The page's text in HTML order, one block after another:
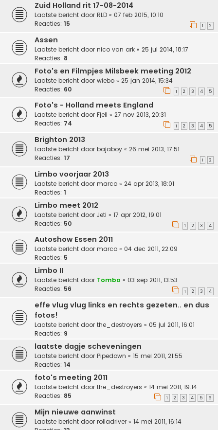
Zuid Holland rit 17-08-2014
Laatste bericht door RLD « 07 feb 2015, 10:10
Reacties: 15 1 2
Assen
Laatste bericht door nico van ark « 25 jul 2014, 18:17
Reacties: 8
Foto's en Filmpjes Milsbeek meeting 2012
Laatste bericht door wiebo « 25 jan 2014, 15:34
Reacties: 60 1 2 3 4 5
Foto's - Holland meets England
Laatste bericht door Fjell « 27 nov 2013, 20:31
Reacties: 74 1 2 3 4 5
Brighton 2013
Laatste bericht door bajaboy « 26 mei 2013, 17:51
Reacties: 17 1 2
Limbo voorjaar 2013
Laatste bericht door marco « 24 apr 2013, 18:01
Reacties: 1
Limbo meet 2012
Laatste bericht door Jeti « 17 apr 2012, 19:01
Reacties: 50 1 2 3 4
Autoshow Essen 2011
Laatste bericht door marco « 04 dec 2011, 22:09
Reacties: 5
Limbo II
Laatste bericht door Tombo « 03 sep 2011, 13:53
Reacties: 56 1 2 3 4
effe vlug vlug links en rechts gezeten.. en dus
fotos!
Laatste bericht door the_destroyers « 05 jul 2011, 16:01
Reacties: 9
laatste dagje scheveningen
Laatste bericht door Pipedown « 15 mei 2011, 21:55
Reacties: 14
foto's meeting 2011
Laatste bericht door the_destroyers « 14 mei 2011, 19:14
Reacties: 85 1 2 3 4 5 6
Mijn nieuwe aanwinst
Laatste bericht door rolladriver « 14 mei 2011, 16:14